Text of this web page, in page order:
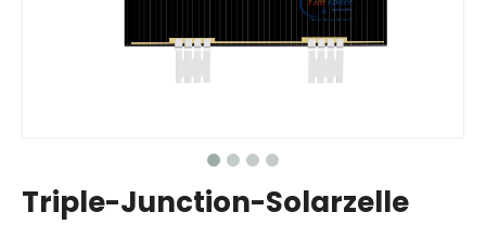
Triple-Junction-Solarzelle